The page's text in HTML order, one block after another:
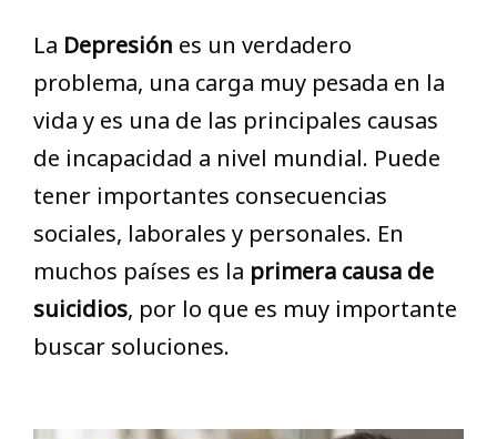
La Depresión es un verdadero
problema, una carga muy pesada en la
vida y es una de las principales causas
de incapacidad a nivel mundial. Puede
tener importantes consecuencias
sociales, laborales y personales. En
muchos países es la primera causa de
suicidios, por lo que es muy importante
buscar soluciones.